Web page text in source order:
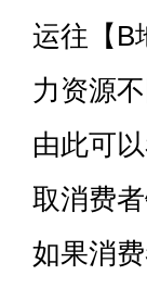
运往【B
力资源
由此可
取消费
如果消